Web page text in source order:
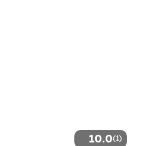
10.0(1)